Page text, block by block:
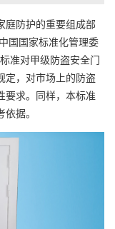
庭防护的重要组成部
国国家标准化管理委
准对甲级防盗安全门
定，对市场上的防盗
要求。同样，本标准
据。